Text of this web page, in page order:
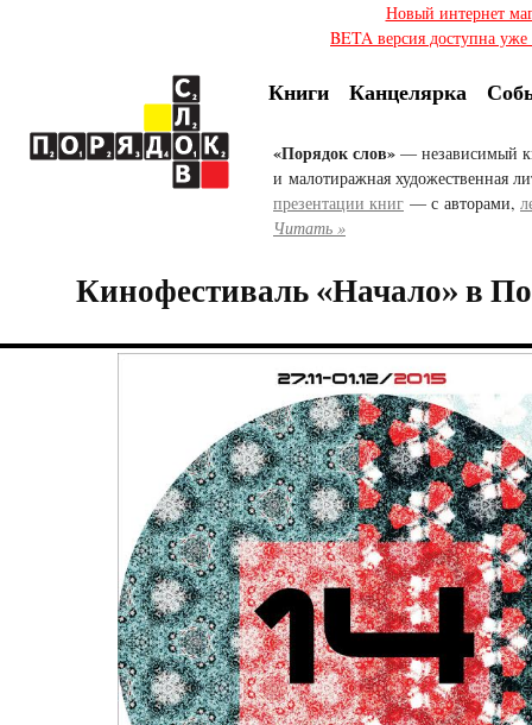
Новый интернет
BETA версия доступна
Книги Канцелярка
«Порядок слов» — независимый
и малотиражная художественная
презентации книг — с авторами,
Читать »
Кинофестиваль «Начало» в